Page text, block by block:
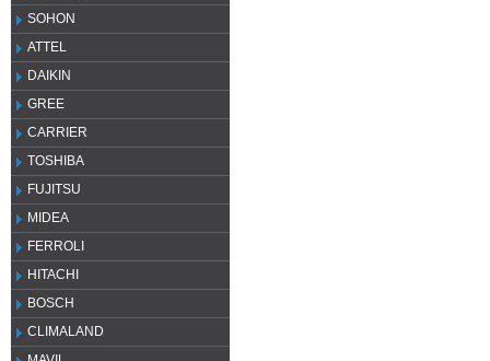
SOHON
ATTEL
DAIKIN
GREE
CARRIER
TOSHIBA
FUJITSU
MIDEA
FERROLI
HITACHI
BOSCH
CLIMALAND